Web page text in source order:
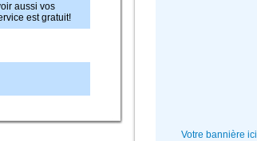
aussi vos
est gratuit!
Votre bannière ici